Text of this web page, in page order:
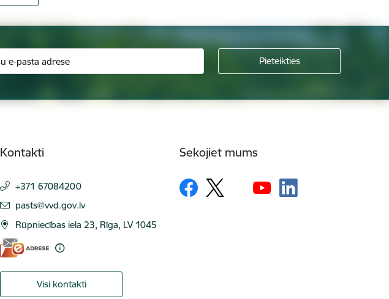
Kontakti
+371 67084200
E-pasts:
pasts@vvd.gov.lv
Rūpniecības iela 23, Rīga, LV 1045
Visi kontakti
Sekojiet mums